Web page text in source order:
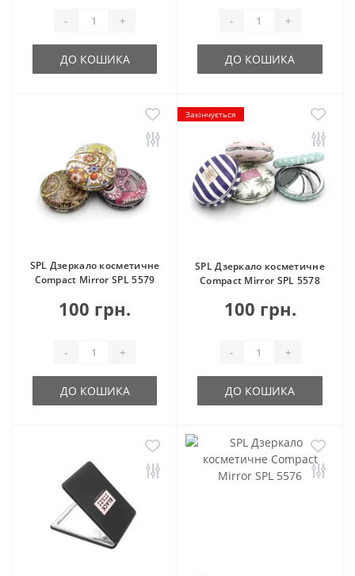
- +
ДО КОШИКА
- +
ДО КОШИКА
SPL Дзеркало косметичне
Compact Mirror SPL 5579
100 грн.
- +
ДО КОШИКА
Закінчується
SPL Дзеркало косметичне
Compact Mirror SPL 5578
100 грн.
- +
ДО КОШИКА